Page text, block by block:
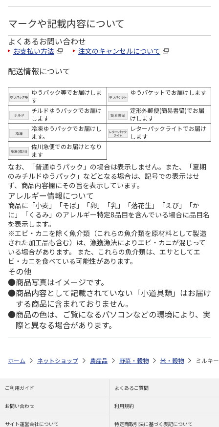
マークや記載内容について
よくあるお問い合わせ
お支払い方法 注文のキャンセルについて
配送情報について
ゆうパック等でお届けしま
す
ゆうパケットでお届けします
チルドゆうパックでお届け
します
定形外郵便(簡易書留)でお届
けします
冷凍ゆうパックでお届けし
ます。
レターパックライトでお届け
します
佐川急便でのお届けとなり
ます
なお、「普通ゆうパック」の場合は表示しません。また、「夏期
のみチルドゆうパック」などとなる場合は、記号での表示はせ
ず、商品内容欄にその旨を表示しています。
アレルギー情報について
商品に「小麦」「そば」「卵」「乳」「落花生」「えび」「か
に」「くるみ」のアレルギー特定8品目を含んでいる場合に品目名
を表示します。
※エビ・カニを除く魚介類（これらの魚介類を原材料として製造
された加工品も含む）は、漁獲漁法によりエビ・カニが混じって
いる場合があります。 また、これらの魚介類は、エサとしてエ
ビ・カニを食べている可能性があります。
その他
商品写真はイメージです。
商品内容として記載されていない「小道具類」はお届け
する商品に含まれておりません。
商品の色は、ご覧になるパソコンなどの環境により、実
際と異なる場合があります。
ホーム ネットショップ 農産品 野菜・穀物 米・穀物 ミルキ
ご利用ガイド よくあるご質問
お問い合わせ 利用規約
サイト運営会社について 特定商取引法に基づく表記について